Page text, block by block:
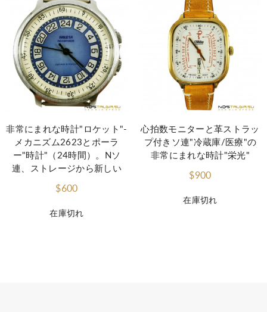
在庫切れ
非常にまれな時計"ロケット"-
メカニズム2623とポーラ
ー"時計"（24時間）。Nソ
連、ストレージから新しい
$600
在庫切れ
心拍数モニターと革ストラッ
プ付きソ連"冷蔵庫/医療"の
非常にまれな時計"栄光"
$900